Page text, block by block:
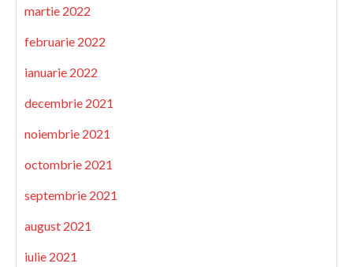
martie 2022
februarie 2022
ianuarie 2022
decembrie 2021
noiembrie 2021
octombrie 2021
septembrie 2021
august 2021
iulie 2021